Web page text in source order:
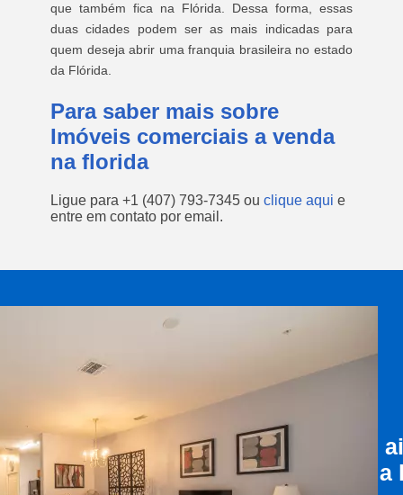
que também fica na Flórida. Dessa forma, essas
duas cidades podem ser as mais indicadas para
quem deseja abrir uma franquia brasileira no estado
da Flórida.
Para saber mais sobre
Imóveis comerciais a venda
na florida
Ligue para +1 (407) 793-7345 ou clique aqui e
entre em contato por email.
a